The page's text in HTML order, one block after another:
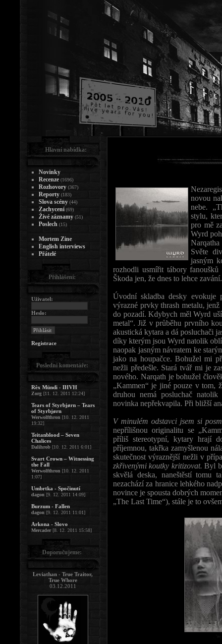
novou
nebe.
stylu,
pro mě
Wyrd
Světe
jasným
rozhodli usmířit tábory
Škoda jen, že dnes to lehce
Úvodní skladba desky evokuje
výrazné prvky thrash metalu,
do pozadí. Kdybych měl Wyrd
metal“. Již v průběhu prvního
akustická kytara a dá posluchači
díky kterým jsou Wyrd natolik
naopak jasným návratem ke
jako na houpačce. Bohužel mi
nežli předešle. Stará tvář mi je
nového. Narqath je bohužel
„Kammen“ je jiné pouze v tom,
druhou nemá posluchač
novinka nepřekvapila. Při bližší
V minulém odstavci jsem si
nepřílišnou originalitu se
příliš stereotypní, kytary hrají
příjemnou, takřka zamyšlenou
skutečnost výraznější nežli v
zkřivenými koutky kritizovat.Byl
skvělá deska, naneštěstí
nezachází za hranice lehkého
novince je spousta dobrých
„The Last Time“), stále je to
Hlavní nabídka:
Novinky
Recenze (1696)
Rozhovory (367)
Reporty (183)
Slova scény (44)
Zachycení (69)
Živé záznamy (51)
Poslech (15)
Mortem Zine
English interviews
Přátelé
Přihlášení:
Uživatel:
Heslo:
Registrace
Poslední komentáře:
Rêx Mündi - IHVH
Zorg [11. 12. 2011 12:24]
Tears of Styrbjørn – Tears
of Styrbjørn
Werwolfthron [10. 12. 2011
19:32]
Teitanblood – Seven
Chalices
Dalihrob [10. 12. 2011 6:01]
Svart Crown – Witnessing
the Fall
Werwolfthron [10. 12. 2011
1:07]
Umbrtka - Spočinutí
dagon [9. 12. 2011 14:09]
Burzum - Fallen
dagon [9. 12. 2011 11:01]
Arkona - Slovo
Mercader[8. 12. 2011 15:58]
Doporučujeme:
Leviathan - True Traitor,
True Whore
03.12.2011